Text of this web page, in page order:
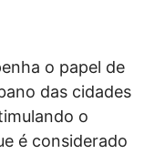
o papel de
das cidades
o
é considerado